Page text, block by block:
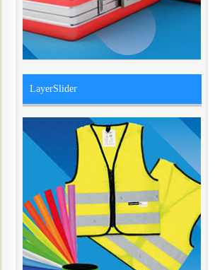
LayerSlider